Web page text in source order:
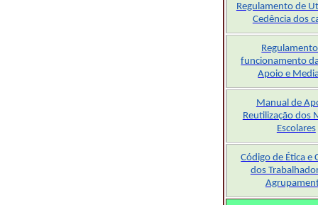
Regulamento de
Cedência dos
funcionamento
Apoio e
Manual de
Reutilização dos
Escolares
Código de Ética e
dos